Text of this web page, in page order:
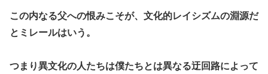
この内なる父への恨みこそが、文化的レイシズムの淵源だ
とミレールはいう。
つまり異文化の人たちは僕たちとは異なる迂回路によって